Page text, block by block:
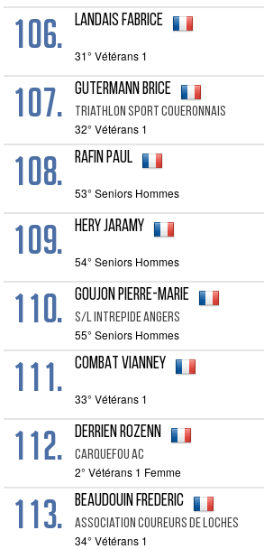
106. LANDAIS Fabrice
31° Vétérans 1
107. GUTERMANN Brice
Triathlon Sport Coueronnais
32° Vétérans 1
108. RAFIN Paul
53° Seniors Hommes
109. HERY Jaramy
54° Seniors Hommes
110. GOUJON Pierre-Marie
S/l Intrepide Angers
55° Seniors Hommes
111. COMBAT Vianney
33° Vétérans 1
112. DERRIEN Rozenn
Carquefou Ac
2° Vétérans 1 Femme
113. BEAUDOUIN Frederic
Association Coureurs De Loches
34° Vétérans 1